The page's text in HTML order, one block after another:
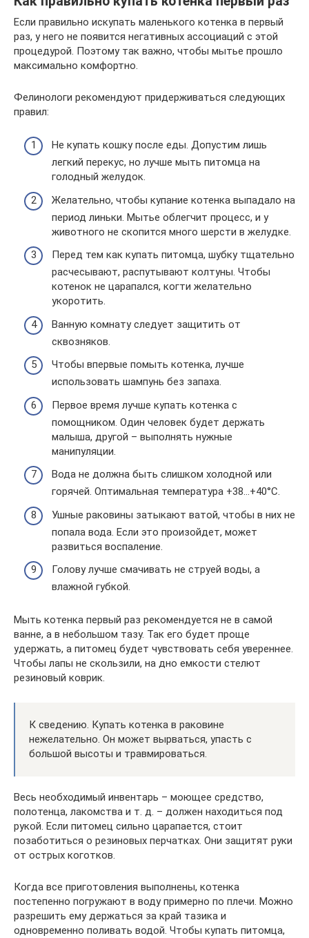
Если правильно искупать маленького котенка в первый
раз, у него не появится негативных ассоциаций с этой
процедурой. Поэтому так важно, чтобы мытье прошло
максимально комфортно.
Фелинологи рекомендуют придерживаться следующих
правил:
Не купать кошку после еды. Допустим лишь
легкий перекус, но лучше мыть питомца на
голодный желудок.
Желательно, чтобы купание котенка выпадало на
период линьки. Мытье облегчит процесс, и у
животного не скопится много шерсти в желудке.
Перед тем как купать питомца, шубку тщательно
расчесывают, распутывают колтуны. Чтобы
котенок не царапался, когти желательно
укоротить.
Ванную комнату следует защитить от
сквозняков.
Чтобы впервые помыть котенка, лучше
использовать шампунь без запаха.
Первое время лучше купать котенка с
помощником. Один человек будет держать
малыша, другой – выполнять нужные
манипуляции.
Вода не должна быть слишком холодной или
горячей. Оптимальная температура +38…+40°C.
Ушные раковины затыкают ватой, чтобы в них не
попала вода. Если это произойдет, может
развиться воспаление.
Голову лучше смачивать не струей воды, а
влажной губкой.
Мыть котенка первый раз рекомендуется не в самой
ванне, а в небольшом тазу. Так его будет проще
удержать, а питомец будет чувствовать себя увереннее.
Чтобы лапы не скользили, на дно емкости стелют
резиновый коврик.
К сведению. Купать котенка в раковине
нежелательно. Он может вырваться, упасть с
большой высоты и травмироваться.
Весь необходимый инвентарь – моющее средство,
полотенца, лакомства и т. д. – должен находиться под
рукой. Если питомец сильно царапается, стоит
позаботиться о резиновых перчатках. Они защитят руки
от острых коготков.
Когда все приготовления выполнены, котенка
постепенно погружают в воду примерно по плечи. Можно
разрешить ему держаться за край тазика и
одновременно поливать водой. Чтобы купать питомца,